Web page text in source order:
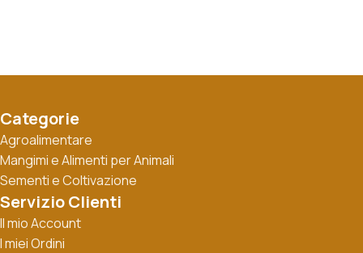
Categorie
Agroalimentare
Mangimi e Alimenti per Animali
Sementi e Coltivazione
Servizio Clienti
Il mio Account
I miei Ordini